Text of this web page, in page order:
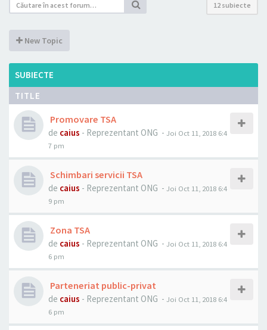
12 subiecte
New Topic
SUBIECTE
TITLE
Promovare TSA
de caius - Reprezentant ONG - Joi Oct 11, 2018 6:4
7 pm
Schimbari servicii TSA
de caius - Reprezentant ONG - Joi Oct 11, 2018 6:4
9 pm
Zona TSA
de caius - Reprezentant ONG - Joi Oct 11, 2018 6:4
6 pm
Parteneriat public-privat
de caius - Reprezentant ONG - Joi Oct 11, 2018 6:4
6 pm